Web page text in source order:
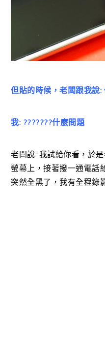
但貼的時候，老闆跟我說
我: ???????什麼問題
老闆說: 我試給你看，於
螢幕上，接著撥一通電話
突然全黑了，我有全程錄